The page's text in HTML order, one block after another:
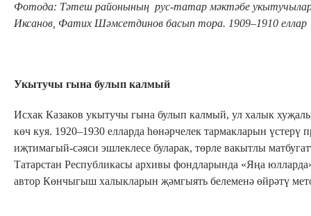
Фотода: Тәтеш районының рус-татар мәктәбе
Иксанов, Фатих Шәмсетдинов басып тора. 1909–1910 еллар
Укытучы гына булып калмый
Исхак Казаков укытучы гына булып калмый, ул халык
көч куя. 1920–1930 елларда һөнәрчелек тармакларын
иҗтимагый-сәяси эшлеклесе буларак, төрле вакытлы
Татарстан Республикасы архивы фондларында «Яңа
автор Көнчыгыш халыкларын җәмгыять белеменә өйрәтү